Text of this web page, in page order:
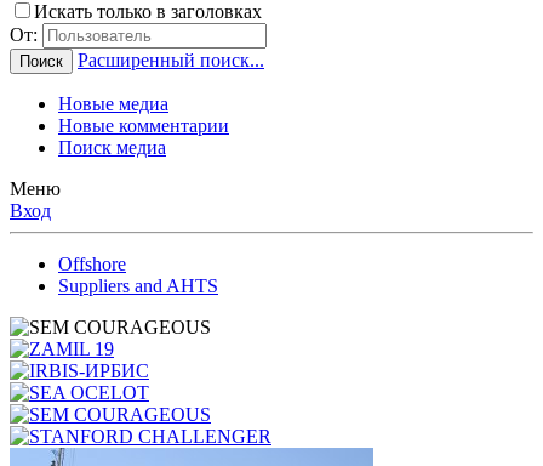
Искать только в заголовках
От:
Поиск Расширенный поиск...
Новые медиа
Новые комментарии
Поиск медиа
Меню
Вход
Offshore
Suppliers and AHTS